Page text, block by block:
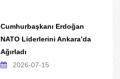
Cumhurbaşkanı Erdoğan
NATO Liderlerini Ankara’da
Ağırladı
2026-07-15